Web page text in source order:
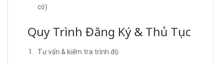
có)
Quy Trình Đăng Ký & Thủ Tục
Tư vấn & kiểm tra trình độ